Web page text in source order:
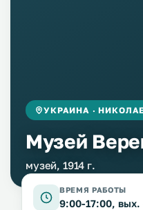
УКРАИНА ·
Музей
музей, 1914 г.
ВРЕМЯ РАБОТЫ
9:00-17:00,